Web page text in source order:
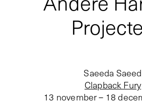
Clapback Fury
Saeeda Saeed
13 november – 18